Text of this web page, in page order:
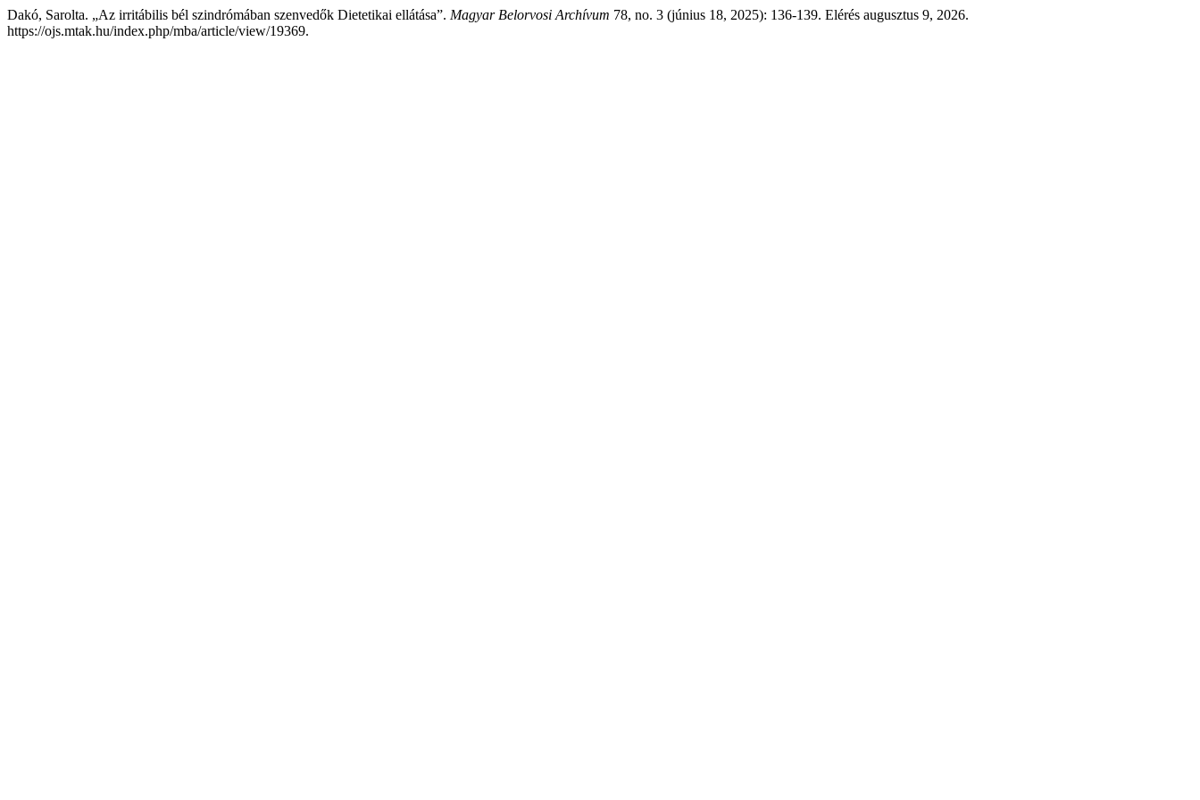
Dakó, Sarolta. „Az irritábilis bél szindrómában szenvedők Dietetikai ellátása”. Magyar Belorvosi Archívum 78, no. 3 (június 18, 2025): 136-139. Elérés augusztus 9, 2026.
https://ojs.mtak.hu/index.php/mba/article/view/19369.